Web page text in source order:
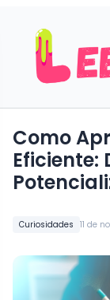
Curiosidades 11 de
Como
Eficiente: